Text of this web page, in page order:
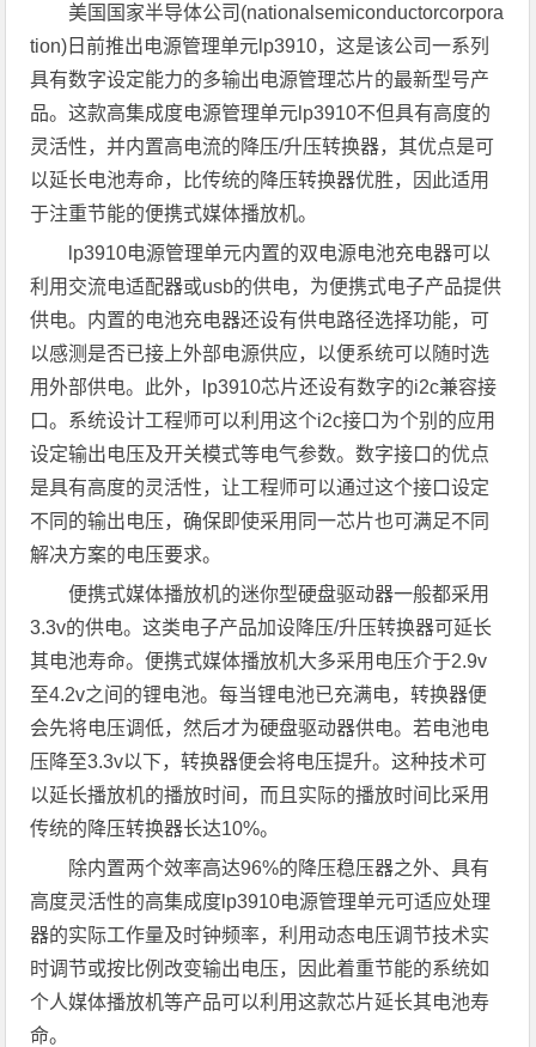
美国国家半导体公司(nationalsemiconductorcorpora
tion)日前推出电源管理单元lp3910，这是该公司一系列
具有数字设定能力的多输出电源管理芯片的最新型号产
品。这款高集成度电源管理单元lp3910不但具有高度的
灵活性，并内置高电流的降压/升压转换器，其优点是可
以延长电池寿命，比传统的降压转换器优胜，因此适用
于注重节能的便携式媒体播放机。
lp3910电源管理单元内置的双电源电池充电器可以
利用交流电适配器或usb的供电，为便携式电子产品提供
供电。内置的电池充电器还设有供电路径选择功能，可
以感测是否已接上外部电源供应，以便系统可以随时选
用外部供电。此外，lp3910芯片还设有数字的i2c兼容接
口。系统设计工程师可以利用这个i2c接口为个别的应用
设定输出电压及开关模式等电气参数。数字接口的优点
是具有高度的灵活性，让工程师可以通过这个接口设定
不同的输出电压，确保即使采用同一芯片也可满足不同
解决方案的电压要求。
便携式媒体播放机的迷你型硬盘驱动器一般都采用
3.3v的供电。这类电子产品加设降压/升压转换器可延长
其电池寿命。便携式媒体播放机大多采用电压介于2.9v
至4.2v之间的锂电池。每当锂电池已充满电，转换器便
会先将电压调低，然后才为硬盘驱动器供电。若电池电
压降至3.3v以下，转换器便会将电压提升。这种技术可
以延长播放机的播放时间，而且实际的播放时间比采用
传统的降压转换器长达10%。
除内置两个效率高达96%的降压稳压器之外、具有
高度灵活性的高集成度lp3910电源管理单元可适应处理
器的实际工作量及时钟频率，利用动态电压调节技术实
时调节或按比例改变输出电压，因此着重节能的系统如
个人媒体播放机等产品可以利用这款芯片延长其电池寿
命。